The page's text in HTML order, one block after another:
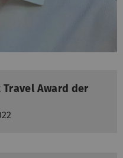
Award der